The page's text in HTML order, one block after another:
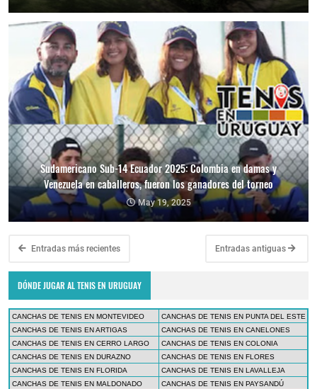
Sudamericano Sub-14 Ecuador 2025: Colombia en damas y
Venezuela en caballeros, fueron los ganadores del torneo
May 19, 2025
Entradas más recientes Entradas antiguas
DÓNDE JUGAR AL TENIS EN URUGUAY
CANCHAS DE TENIS EN MONTEVIDEO
CANCHAS DE TENIS EN PUNTA DEL ESTE
CANCHAS DE TENIS EN ARTIGAS
CANCHAS DE TENIS EN CANELONES
CANCHAS DE TENIS EN CERRO LARGO
CANCHAS DE TENIS EN COLONIA
CANCHAS DE TENIS EN DURAZNO
CANCHAS DE TENIS EN FLORES
CANCHAS DE TENIS EN FLORIDA
CANCHAS DE TENIS EN LAVALLEJA
CANCHAS DE TENIS EN MALDONADO
CANCHAS DE TENIS EN PAYSANDÚ